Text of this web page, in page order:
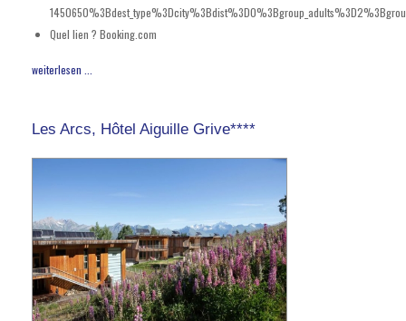
Quel lien ? Booking.com
weiterlesen ...
Les Arcs, Hôtel Aiguille Grive****